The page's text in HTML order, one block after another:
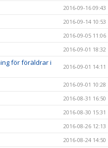
2016-09-16 09:43
2016-09-14 10:53
2016-09-05 11:06
2016-09-01 18:32
för föräldrar i
2016-09-01 14:11
2016-09-01 10:28
2016-08-31 16:50
2016-08-30 15:31
2016-08-26 12:13
2016-08-24 14:50